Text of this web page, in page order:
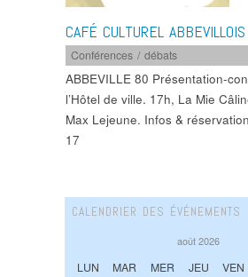
CAFÉ CULTUREL ABBEVILLOIS
Conférences / débats
ABBEVILLE 80 Présentation-
l’Hôtel de ville. 17h, La Mie
Max Lejeune. Infos &
17
CALENDRIER DES ÉVÉNEMENTS
août 2026
LUN MAR MER JEU VEN